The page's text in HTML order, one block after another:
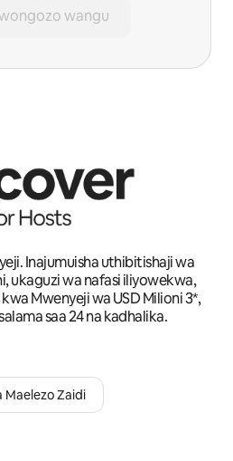
wangu
Inajumuisha uthibitishaji wa
ukaguzi wa nafasi iliyowekwa,
Mwenyeji wa USD Milioni 3*,
saa 24 na kadhalika.
Maelezo Zaidi